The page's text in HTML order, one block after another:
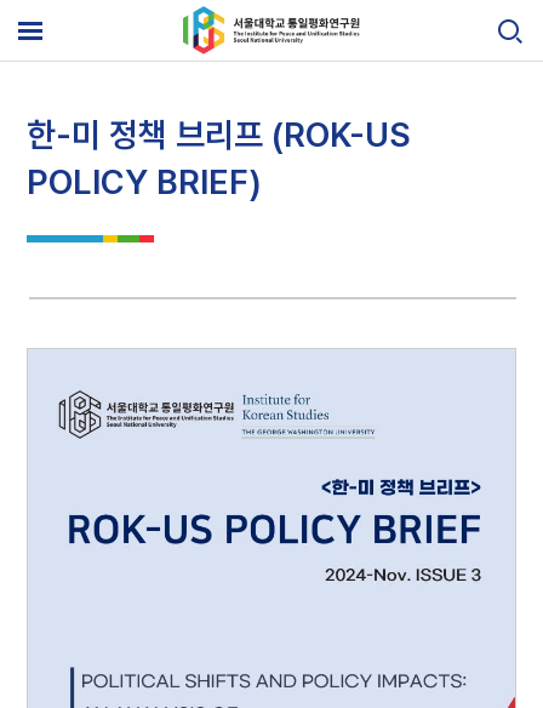
to
content
기
한-미 정책 브리프 (ROK-US
POLICY BRIEF)